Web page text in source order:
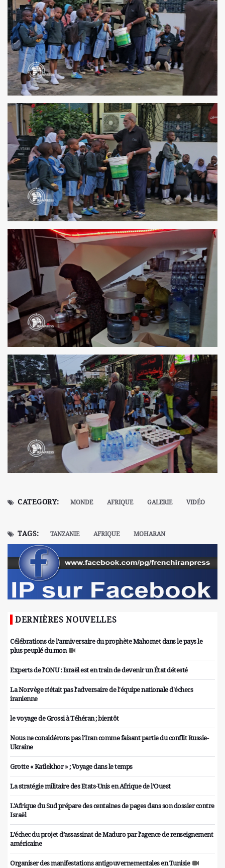
CATEGORY: MONDE AFRIQUE GALERIE VIDÉO
TAGS: TANZANIE AFRIQUE MOHARAN
DERNIÈRES NOUVELLES
Célébrations de l'anniversaire du prophète Mahomet dans le pays le
plus peuplé du mon
Experts de l'ONU : Israël est en train de devenir un État détesté
La Norvège n'était pas l'adversaire de l'équipe nationale d'échecs
iranienne
le voyage de Grossi à Téhéran ; bientôt
Nous ne considérons pas l'Iran comme faisant partie du conflit Russie-
Ukraine
Grotte « Katlekhor » ; Voyage dans le temps
La stratégie militaire des Etats-Unis en Afrique de l’Ouest
L'Afrique du Sud prépare des centaines de pages dans son dossier contre
Israël
L’échec du projet d’assassinat de Maduro par l’agence de renseignement
américaine
Organiser des manifestations antigouvernementales en Tunisie